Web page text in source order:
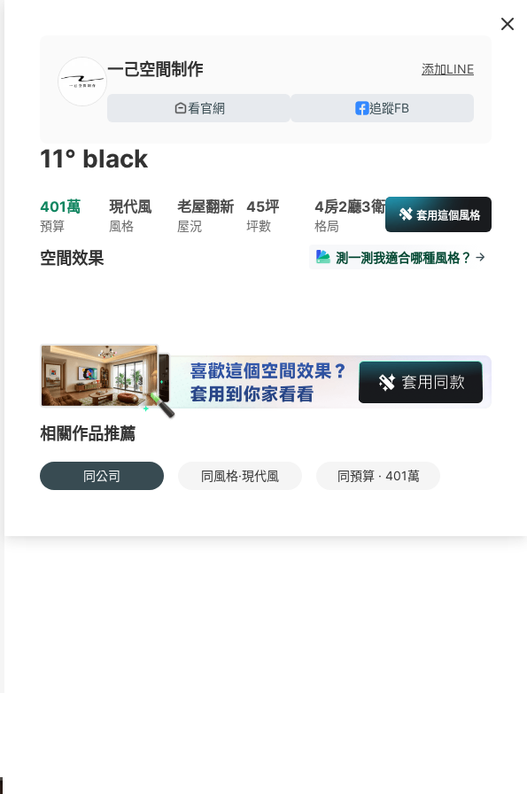
一己空間制作 添加LINE
看官網 追蹤FB
11° black
401萬
預算
現代風
風格
老屋翻新
屋況
45坪
坪數
4房2廳3衛
格局
套用這個風格
空間效果 測一測我適合哪種風格？
相關作品推薦
同公司 同風格·現代風 同預算 · 401萬